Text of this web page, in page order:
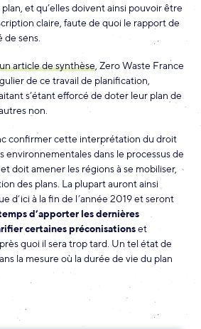
et qu’elles doivent ainsi pouvoir être
claire, faute de quoi le rapport de
de sens.
article de synthèse, Zero Waste France
de ce travail de planification,
s’étant efforcé de doter leur plan de
non.
confirmer cette interprétation du droit
environnementales dans le processus de
doit amener les régions à se mobiliser,
des plans. La plupart auront ainsi
d’ici à la fin de l’année 2019 et seront
d’apporter les dernières
certaines préconisationset
quoi il sera trop tard. Un tel état de
la mesure où la durée de vie du plan